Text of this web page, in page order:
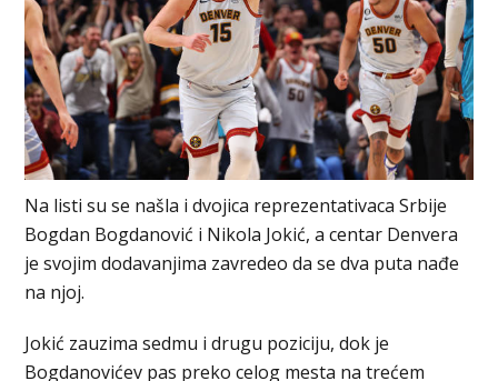
Na listi su se našla i dvojica reprezentativaca Srbije
Bogdan Bogdanović i Nikola Jokić, a centar Denvera
je svojim dodavanjima zavredeo da se dva puta nađe
na njoj.
Jokić zauzima sedmu i drugu poziciju, dok je
Bogdanovićev pas preko celog mesta na trećem